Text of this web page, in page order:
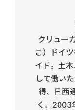
クリュー
こ）ドイ
イド。土
して働い
得、日西
く。2003